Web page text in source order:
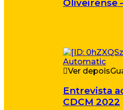
Oliveirense
Ver depois
Entrevista
CDCM 2022